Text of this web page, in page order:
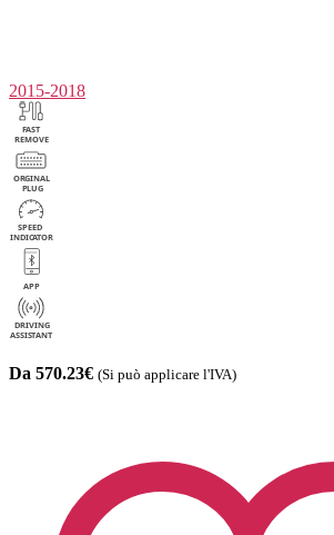
2015-2018
Da 570.23€ (Si può applicare l'IVA)